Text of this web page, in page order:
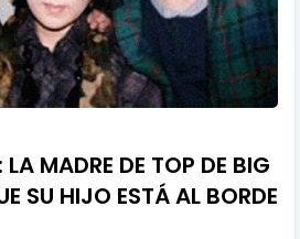
MADRE DE TOP DE BIG
SU HIJO ESTÁ AL BORDE